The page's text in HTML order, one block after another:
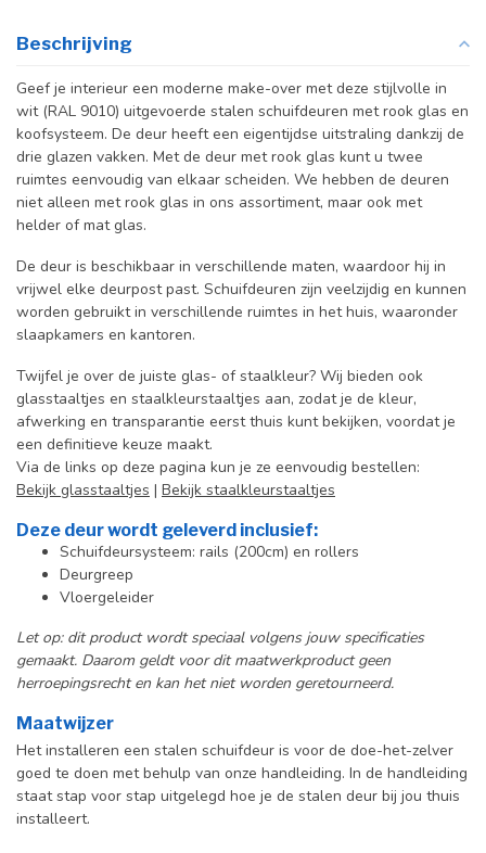
Beschrijving
Geef je interieur een moderne make-over met deze stijlvolle in
wit (RAL 9010) uitgevoerde stalen schuifdeuren met rook glas en
koofsysteem. De deur heeft een eigentijdse uitstraling dankzij de
drie glazen vakken. Met de deur met rook glas kunt u twee
ruimtes eenvoudig van elkaar scheiden. We hebben de deuren
niet alleen met rook glas in ons assortiment, maar ook met
helder of mat glas.
De deur is beschikbaar in verschillende maten, waardoor hij in
vrijwel elke deurpost past. Schuifdeuren zijn veelzijdig en kunnen
worden gebruikt in verschillende ruimtes in het huis, waaronder
slaapkamers en kantoren.
Twijfel je over de juiste glas- of staalkleur? Wij bieden ook
glasstaaltjes en staalkleurstaaltjes aan, zodat je de kleur,
afwerking en transparantie eerst thuis kunt bekijken, voordat je
een definitieve keuze maakt.
Via de links op deze pagina kun je ze eenvoudig bestellen:
Bekijk glasstaaltjes | Bekijk staalkleurstaaltjes
Deze deur wordt geleverd inclusief:
Schuifdeursysteem: rails (200cm) en rollers
Deurgreep
Vloergeleider
Let op: dit product wordt speciaal volgens jouw specificaties
gemaakt. Daarom geldt voor dit maatwerkproduct geen
herroepingsrecht en kan het niet worden geretourneerd.
Maatwijzer
Het installeren een stalen schuifdeur is voor de doe-het-zelver
goed te doen met behulp van onze handleiding. In de handleiding
staat stap voor stap uitgelegd hoe je de stalen deur bij jou thuis
installeert.